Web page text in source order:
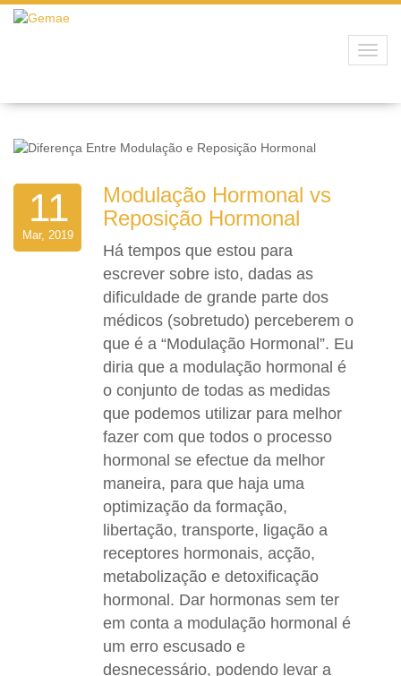
11
Mar, 2019
Modulação Hormonal vs
Reposição Hormonal
Há tempos que estou para
escrever sobre isto, dadas as
dificuldade de grande parte dos
médicos (sobretudo) perceberem o
que é a “Modulação Hormonal”. Eu
diria que a modulação hormonal é
o conjunto de todas as medidas
que podemos utilizar para melhor
fazer com que todos o processo
hormonal se efectue da melhor
maneira, para que haja uma
optimização da formação,
libertação, transporte, ligação a
receptores hormonais, acção,
metabolização e detoxificação
hormonal. Dar hormonas sem ter
em conta a modulação hormonal é
um erro escusado e
desnecessário, podendo levar a